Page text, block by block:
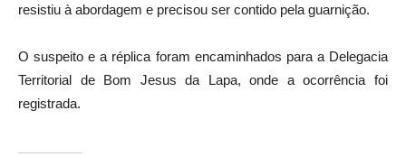
resistiu à abordagem e precisou ser contido pela guarnição.
O suspeito e a réplica foram encaminhados para a Delegacia
Territorial de Bom Jesus da Lapa, onde a ocorrência foi
registrada.